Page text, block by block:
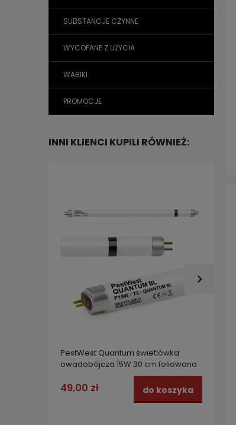
SUBSTANCJE CZYNNE
WYCOFANE Z UŻYCIA
WABIKI
PROMOCJE
INNI KLIENCI KUPILI RÓWNIEŻ:
PestWest Quantum świetlówka
owadobójcza 15W 30 cm foliowana
49,00 zł do koszyka